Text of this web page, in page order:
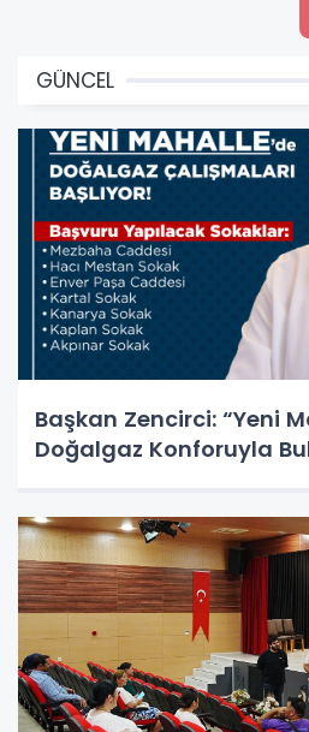
GÜNCEL
Başkan Zencirci: “Yeni
Doğalgaz Konforuyla